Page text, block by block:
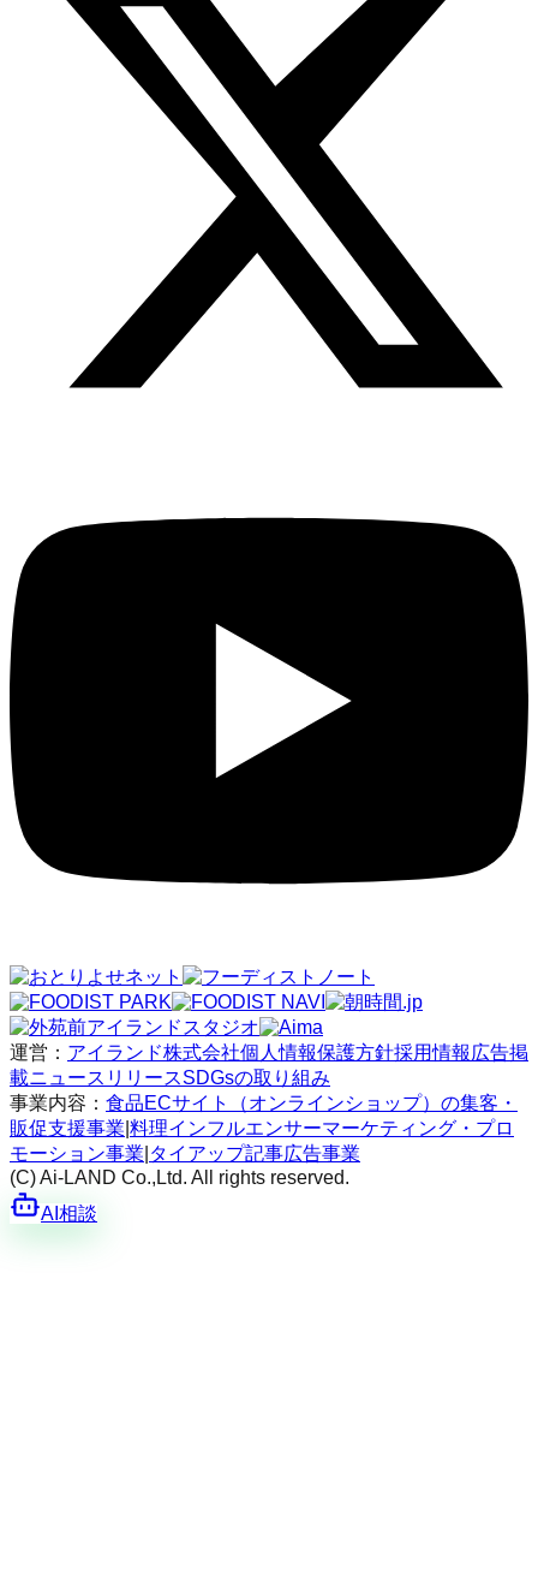
運営： アイランド株式会社個人情報保護方針採用情報 広告掲
載ニュースリリースSDGsの取り組み
事業内容： 食品ECサイト（オンラインショップ）の集客・
販促支援事業 料理インフルエンサーマーケティング・プロ
モーション事業 タイアップ記事広告事業
(C) Ai-LAND Co.,Ltd. All rights reserved.
AI相談